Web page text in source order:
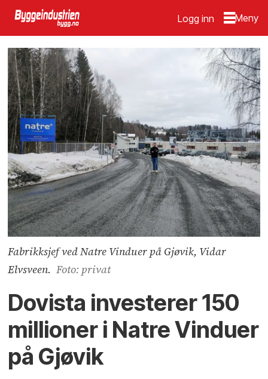
Logg inn
Fabrikksjef ved Natre Vinduer på Gjøvik, Vidar
Elvsveen. Foto: privat
Dovista investerer 150
millioner i Natre Vinduer
på Gjøvik